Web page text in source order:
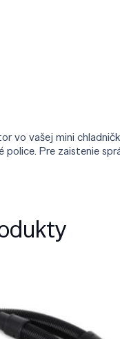
vo vašej mini
police. Pre zaistenie